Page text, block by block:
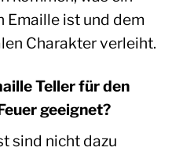
Emaille ist und dem
Charakter verleiht.
Teller für den
geeignet?
sind nicht dazu